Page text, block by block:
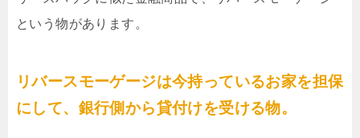
という物があります。
リバースモーゲージは今持っているお家を担保
にして、銀行側から貸付けを受ける物。